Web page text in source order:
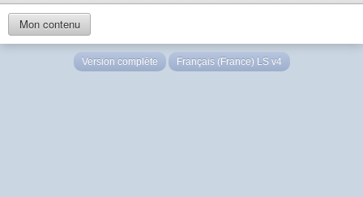
Mon contenu
Version complète Français (France) LS v4